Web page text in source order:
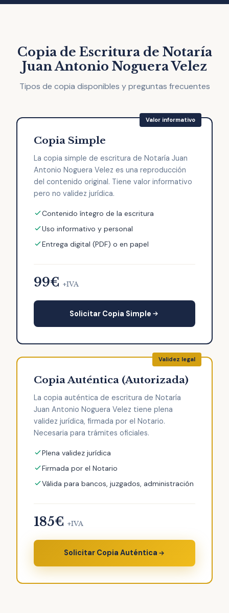
Copia de Escritura de Notaría
Juan Antonio Noguera Velez
Tipos de copia disponibles y preguntas frecuentes
Copia Simple
La copia simple de escritura de Notaría Juan
Antonio Noguera Velez es una reproducción
del contenido original. Tiene valor informativo
pero no validez jurídica.
Contenido íntegro de la escritura
Uso informativo y personal
Entrega digital (PDF) o en papel
99€ +IVA
Solicitar Copia Simple
Copia Auténtica (Autorizada)
La copia auténtica de escritura de Notaría
Juan Antonio Noguera Velez tiene plena
validez jurídica, firmada por el Notario.
Necesaria para trámites oficiales.
Plena validez jurídica
Firmada por el Notario
Válida para bancos, juzgados, administración
185€ +IVA
Solicitar Copia Auténtica